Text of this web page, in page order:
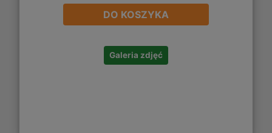
DO KOSZYKA
Galeria zdjęć